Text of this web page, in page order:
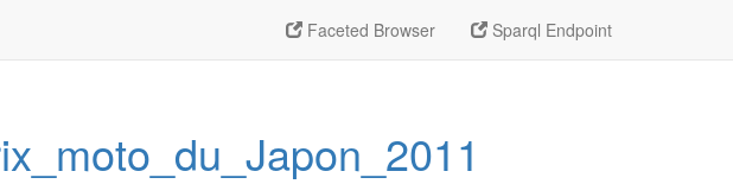
Faceted Browser Sparql Endpoint